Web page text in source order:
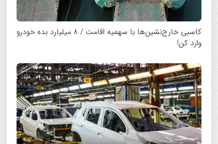
کاسبی خارج‌نشین‌ها با سهمیه اقامت / ۸ میلیارد بده خودرو
وارد کن!